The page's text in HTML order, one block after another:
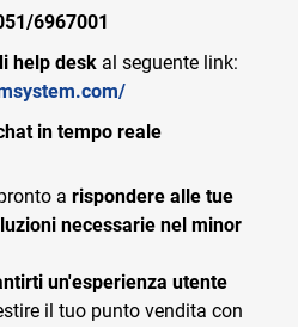
6967001
help desk al seguente link:
in tempo reale
a rispondere alle tue
necessarie nel minor
un'esperienza utente
il tuo punto vendita con